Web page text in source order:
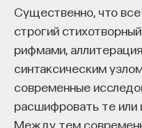
Существенно, что
строгий
рифмами,
синтаксическим
современные
расшифровать те или
Между тем